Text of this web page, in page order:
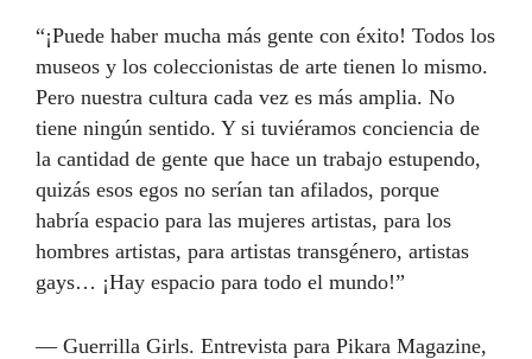
“¡Puede haber mucha más gente con éxito! Todos los
museos y los coleccionistas de arte tienen lo mismo.
Pero nuestra cultura cada vez es más amplia. No
tiene ningún sentido. Y si tuviéramos conciencia de
la cantidad de gente que hace un trabajo estupendo,
quizás esos egos no serían tan afilados, porque
habría espacio para las mujeres artistas, para los
hombres artistas, para artistas transgénero, artistas
gays… ¡Hay espacio para todo el mundo!”
— Guerrilla Girls. Entrevista para Pikara Magazine,